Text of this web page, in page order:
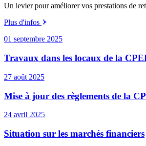
Un levier pour améliorer vos prestations de
Plus d'infos
01 septembre 2025
Travaux dans les locaux de la
27 août 2025
Mise à jour des règlements de la
24 avril 2025
Situation sur les marchés financiers